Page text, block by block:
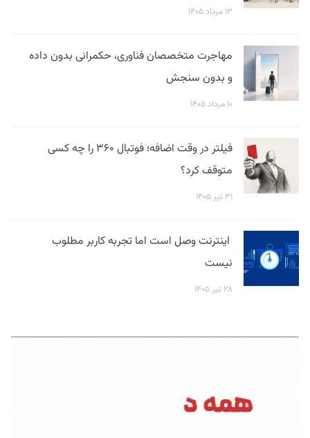
۱۳ مرداد ۱۴۰۵
مهاجرت متخصصان فناوری، حکمرانی بدون داده
و بدون سنجش
۱۰ مرداد ۱۴۰۵
فیلتر در وقت اضافه؛ فوتبال ۳۶۰ را چه کسی
متوقف کرد؟
۳۱ تیر ۱۴۰۵
اینترنت وصل است اما تجربه کاربر مطلوب
نیست
۲۸ تیر ۱۴۰۵